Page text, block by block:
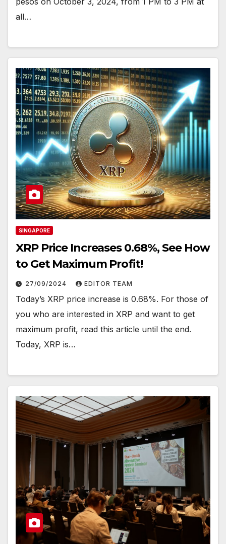
all…
SINGAPORE
XRP Price Increases 0.68%, See How
to Get Maximum Profit!
27/09/2024 EDITOR TEAM
Today’s XRP price increase is 0.68%. For those of
you who are interested in XRP and want to get
maximum profit, read this article until the end.
Today, XRP is…